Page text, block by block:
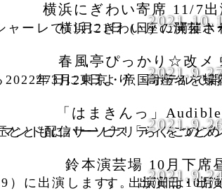
横浜にぎわい寄席 11/7出
本10月1日は、横浜にぎわい座 のげシャーレで11月21日 (日) に開催される「ぴっかり☆秋穫祭！」の発売
春風亭ぴっかり☆改メ
春風亭ぴっかり☆は、真打に昇進する2022年3月21日より、高座名を蝶花楼桃花（ちょうかろう・ももか）
「はまきんっ」
春風亭ぴっかり☆が、春風亭昇々師匠とともにパーソナリティをつとめる「はまきんっ」は、文化放送が運営
鈴本演芸場 10月下席
鈴本演芸場 10月下席（10/21～10/29）に出演します。 出演日は10月21日(木)・24日(日)の2回、昼の部